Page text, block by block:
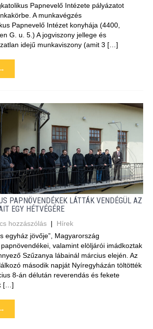
Papnevelő Intézete pályázatot
A munkavégzés
Papnevelő Intézet konyhája (4400,
G. u. 5.) A jogviszony jellege és
idejű munkaviszony (amit 3 […]
PAPNÖVENDÉKEK LÁTTÁK VENDÉGÜL AZ
EGY HÉTVÉGÉRE
hozzászólás | Hírek
egyház jövője”, Magyarország
valamint elöljárói imádkoztak
Szűzanya lábainál március elején. Az
második napját Nyíregyházán töltötték
8-án délután reverendás és fekete
[…]